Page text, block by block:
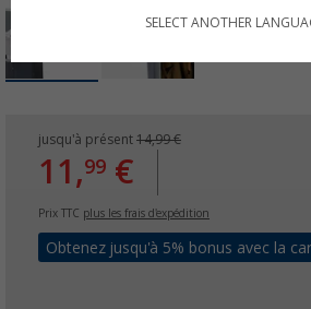
jusqu'à présent 14,99 €
11,99 €
Prix TTC plus les frais d'expédition
Obtenez jusqu'à 5% bonus avec la
SELECT ANOTHER